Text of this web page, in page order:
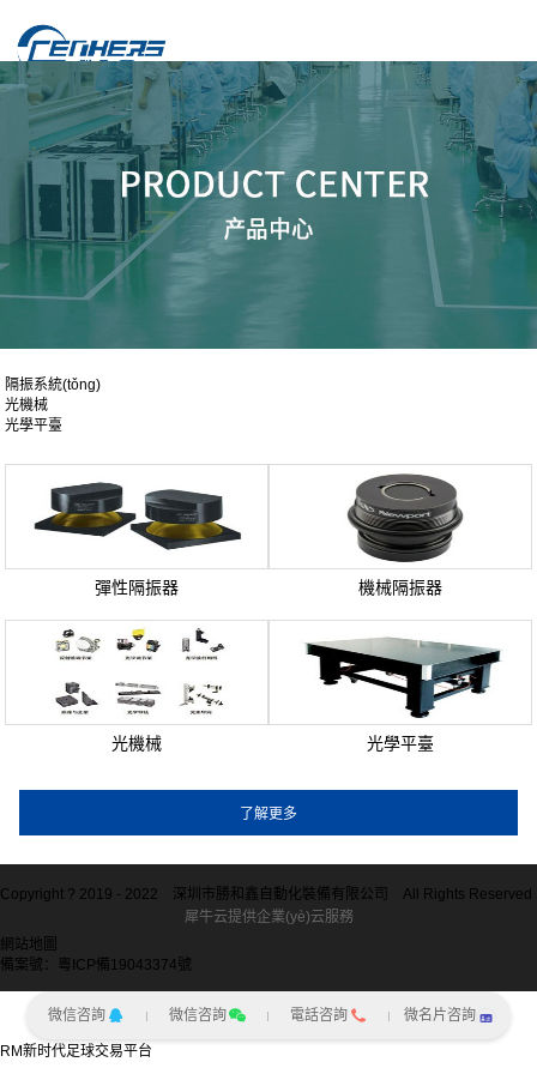
隔振系統(tǒng)
光機械
光學平臺
隔振系統(tǒng)與光學平臺
彈性隔振器 機械隔振器
光機械 光學平臺
Copyright ? 2019 - 2022 深圳市勝和鑫自動化裝備有限公司
All Rights Reserved
犀牛云提供企業(yè)云服務
網站地圖
備案號：粵ICP備19043374號
微信咨詢 微信咨詢 電話咨詢 微名片咨詢
RM新时代足球交易平台